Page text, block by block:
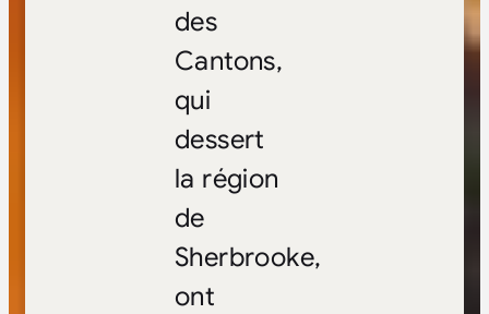
des
Cantons,
qui
dessert
la région
de
Sherbrooke,
ont